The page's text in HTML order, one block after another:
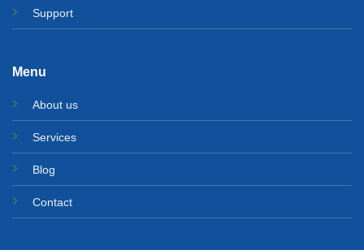
Support
Menu
About us
Services
Blog
Contact